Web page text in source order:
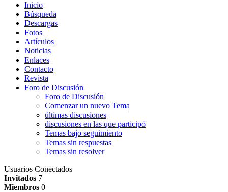
Inicio
Búsqueda
Descargas
Fotos
Artículos
Noticias
Enlaces
Contacto
Revista
Foro de Discusión
Foro de Discusión
Comenzar un nuevo Tema
últimas discusiones
discusiones en las que participó
Temas bajo seguimiento
Temas sin respuestas
Temas sin resolver
Usuarios Conectados
Invitados 7
Miembros 0